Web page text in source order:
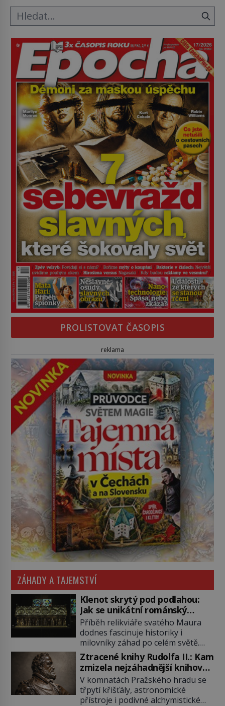
PROLISTOVAT ČASOPIS
reklama
ZÁHADY A TAJEMSTVÍ
Klenot skrytý pod podlahou:
Jak se unikátní románský
poklad dostal do zapadlého
Bečova?
Příběh relikviáře svatého Maura
dodnes fascinuje historiky i
milovníky záhad po celém světě.
Tato románská zlatnická památka
ze 13. století je po českých
korunovačních klenotech druhým
nejcennějším movitým majetkem v
České republice. Přestože byl
klenot v roce 1985 po dramatickém
Ztracené knihy Rudolfa II.: Kam
zmizela nejzáhadnější knihovna
Evropy?
V komnatách Pražského hradu se
třpytí křišťály, astronomické
přístroje i podivné alchymistické